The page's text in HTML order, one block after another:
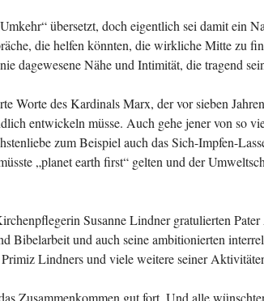
übersetzt, doch eigentlich sei damit ein
die helfen könnten, die wirkliche Mitte zu
dagewesene Nähe und Intimität, die tragend
Worte des Kardinals Marx, der vor sieben
entwickeln müsse. Auch gehe jener von so
zum Beispiel auch das Sich-Impfen-
„planet earth first“ gelten und der
Susanne Lindner gratulierten
Bibelarbeit und auch seine ambitionierten
Lindners und viele weitere seiner
Zusammenkommen gut fort. Und alle